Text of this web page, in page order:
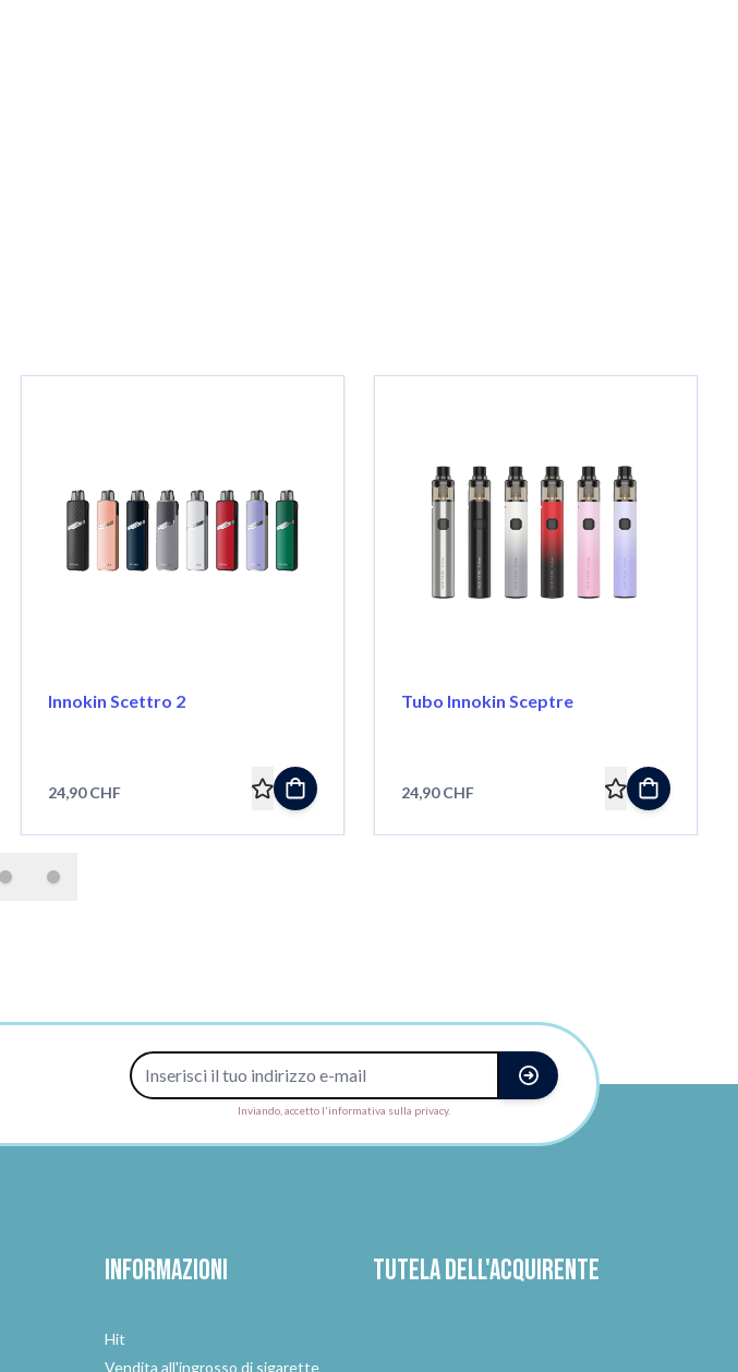
Innokin Scettro 2
24,90 CHF
Tubo Innokin Sceptre
24,90 CHF
Indirizzo e-mail
Inviando, accetto l'informativa sulla privacy.
Informazioni
Hit
Vendita all'ingrosso di sigarette
Tutela dell'acquirente